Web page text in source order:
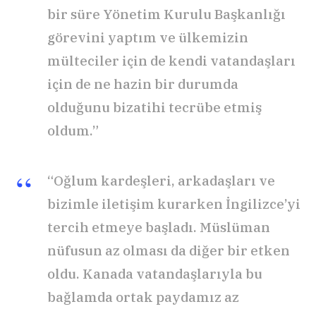
bir süre Yönetim Kurulu Başkanlığı
görevini yaptım ve ülkemizin
mülteciler için de kendi vatandaşları
için de ne hazin bir durumda
olduğunu bizatihi tecrübe etmiş
oldum.”
“Oğlum kardeşleri, arkadaşları ve
bizimle iletişim kurarken İngilizce’yi
tercih etmeye başladı. Müslüman
nüfusun az olması da diğer bir etken
oldu. Kanada vatandaşlarıyla bu
bağlamda ortak paydamız az